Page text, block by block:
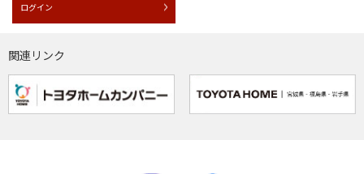
ログイン
関連リンク